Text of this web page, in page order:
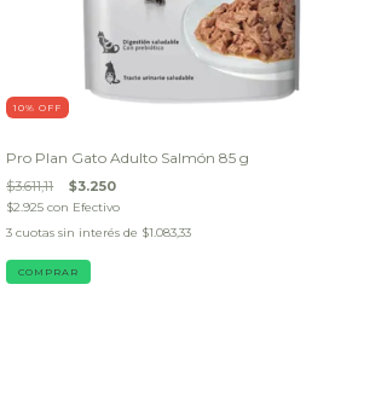
10% OFF
Pro Plan Gato Adulto Salmón 85 g
$3.611,11 $3.250
$2.925con Efectivo
3 cuotas sin interés de $1.083,33